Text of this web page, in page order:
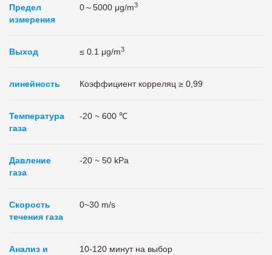
Предел
измерения
0～5000 μg/m3
Выход ≤ 0.1 μg/m3
линейность Коэффициент корреляц ≥ 0,99
Температура
газа
-20 ~ 600 ℃
Давление
газа
-20 ~ 50 kPa
Скорость
течения газа
0~30 m/s
Анализ и
10-120 минут на выбор